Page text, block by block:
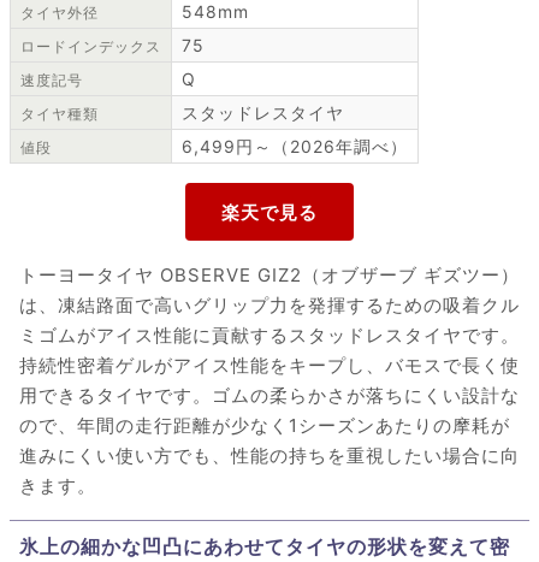
タイヤ外径 548mm
ロードインデックス 75
速度記号 Q
タイヤ種類 スタッドレスタイヤ
値段 6,499円～（2026年調べ）
トーヨータイヤ OBSERVE GIZ2（オブザーブ ギズツー）
は、凍結路面で高いグリップ力を発揮するための吸着クル
ミゴムがアイス性能に貢献するスタッドレスタイヤです。
持続性密着ゲルがアイス性能をキープし、バモスで長く使
用できるタイヤです。ゴムの柔らかさが落ちにくい設計な
ので、年間の走行距離が少なく1シーズンあたりの摩耗が
進みにくい使い方でも、性能の持ちを重視したい場合に向
きます。
氷上の細かな凹凸にあわせてタイヤの形状を変えて密